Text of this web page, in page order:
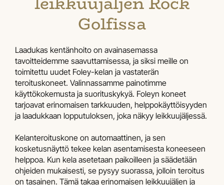
Golfissa
Laadukas kentänhoito on avainasemassa
tavoitteidemme saavuttamisessa, ja siksi meille on
toimitettu uudet Foley-kelan ja vastaterän
teroituskoneet. Valinnassamme painotimme
käyttökokemusta ja suorituskykyä. Foleyn koneet
tarjoavat erinomaisen tarkkuuden, helppokäyttöisyyden
ja laadukkaan lopputuloksen, joka näkyy leikkuujäljessä.
Kelanteroituskone on automaattinen, ja sen
kosketusnäyttö tekee kelan asentamisesta koneeseen
helppoa. Kun kela asetetaan paikoilleen ja säädetään
ohjeiden mukaisesti, se pysyy suorassa, jolloin teroitus
on tasainen. Tämä takaa erinomaisen leikkuujäljen ja